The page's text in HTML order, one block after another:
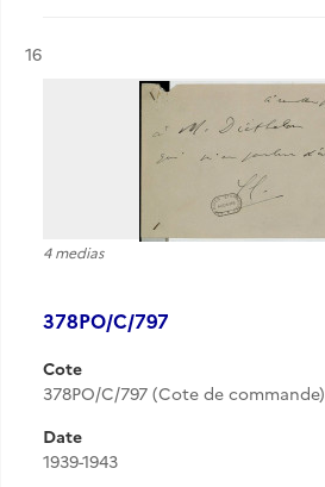
Résultat n°
16
4 medias
378PO/C/797
Cote
378PO/C/797 (Cote de commande)
Date
1939-1943